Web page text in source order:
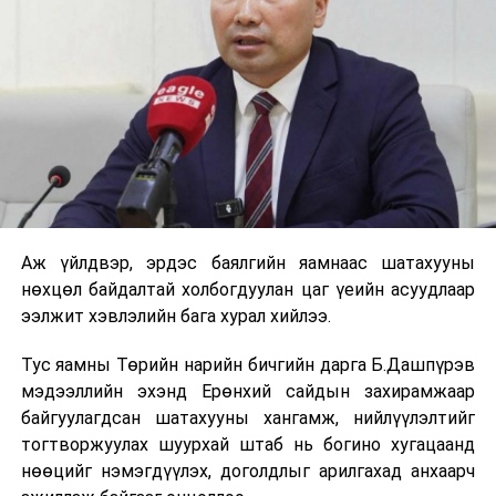
Компанийн удирдлагуудын мэдээлснээр газарзүйн
хүндрэлтэй нөхцөлд ажиллаж байгаа ч шаардлагатай
инженерийн шийдлийг хэрэгжүүлж, дам нуруу
угсралтын ажлыг төлөвлөсөн хугацаанд дуусгахаар
хичээн ажиллаж байна гэвгэж Зам, тээврийн яамнаас
мэдээллээ.
Аж үйлдвэр, эрдэс баялгийн яамнаас шатахууны
нөхцөл байдалтай холбогдуулан цаг үеийн асуудлаар
ээлжит хэвлэлийн бага хурал хийлээ.
Тус яамны Төрийн нарийн бичгийн дарга Б.Дашпүрэв
мэдээллийн эхэнд Ерөнхий сайдын захирамжаар
байгуулагдсан шатахууны хангамж, нийлүүлэлтийг
тогтворжуулах шуурхай штаб нь богино хугацаанд
нөөцийг нэмэгдүүлэх, доголдлыг арилгахад анхаарч